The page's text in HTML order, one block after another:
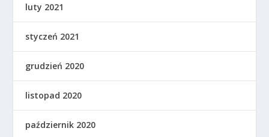
luty 2021
styczeń 2021
grudzień 2020
listopad 2020
październik 2020